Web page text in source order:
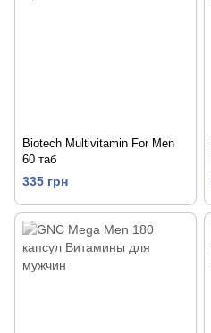
Biotech Multivitamin For Men
60 таб
335 грн